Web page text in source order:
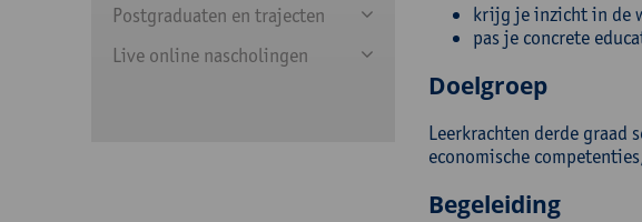
Postgraduaten en trajecten
Live online nascholingen
krijg je inzicht in de
pas je concrete
Doelgroep
Leerkrachten derde
economische
Begeleiding